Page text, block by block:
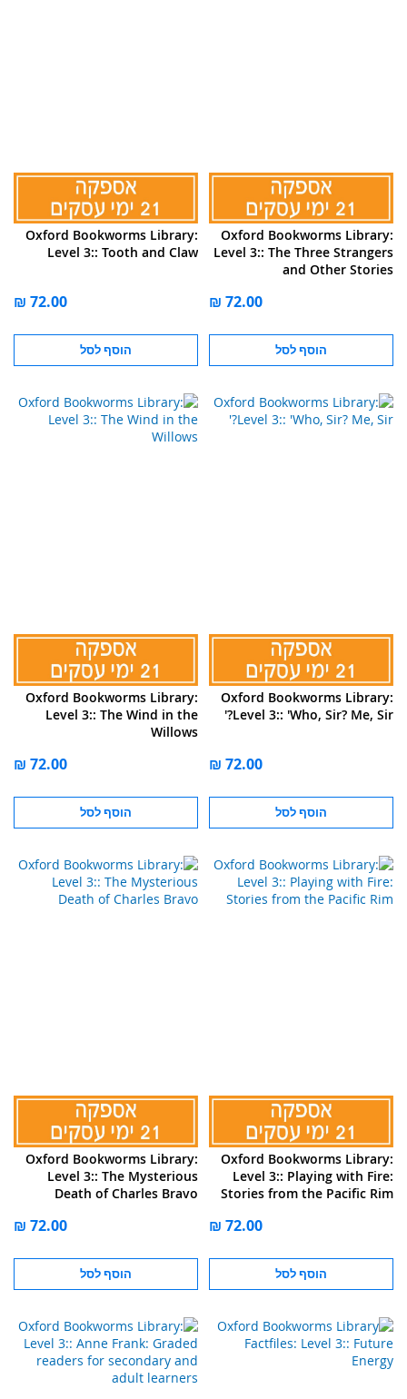
Oxford Bookworms Library:
Level 3:: The Three Strangers
and Other Stories
הוסף לסל
Oxford Bookworms Library:
Level 3:: Tooth and Claw
הוסף לסל
Oxford Bookworms Library:
Level 3:: 'Who, Sir? Me, Sir?'
הוסף לסל
Oxford Bookworms Library:
Level 3:: The Wind in the
Willows
הוסף לסל
Oxford Bookworms Library:
Level 3:: Playing with Fire:
Stories from the Pacific Rim
הוסף לסל
Oxford Bookworms Library:
Level 3:: The Mysterious
Death of Charles Bravo
הוסף לסל